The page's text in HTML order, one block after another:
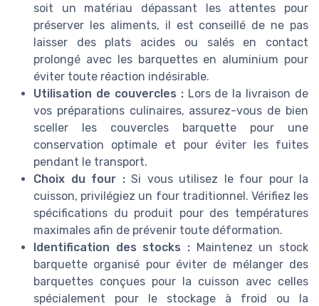
soit un matériau dépassant les attentes pour
préserver les aliments, il est conseillé de ne pas
laisser des plats acides ou salés en contact
prolongé avec les barquettes en aluminium pour
éviter toute réaction indésirable.
Utilisation de couvercles :Lors de la livraison de
vos préparations culinaires, assurez-vous de bien
sceller les couvercles barquette pour une
conservation optimale et pour éviter les fuites
pendant le transport.
Choix du four :Si vous utilisez le four pour la
cuisson, privilégiez un four traditionnel. Vérifiez les
spécifications du produit pour des températures
maximales afin de prévenir toute déformation.
Identification des stocks : Maintenez un stock
barquette organisé pour éviter de mélanger des
barquettes conçues pour la cuisson avec celles
spécialement pour le stockage à froid ou la